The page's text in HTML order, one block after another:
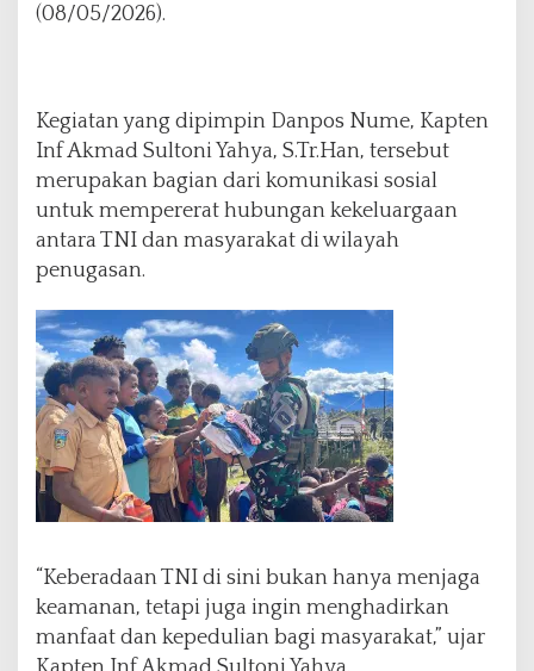
a
r
a
n
(08/05/2026).
Kegiatan yang dipimpin Danpos Nume, Kapten
Inf Akmad Sultoni Yahya, S.Tr.Han, tersebut
merupakan bagian dari komunikasi sosial
untuk mempererat hubungan kekeluargaan
antara TNI dan masyarakat di wilayah
penugasan.
“Keberadaan TNI di sini bukan hanya menjaga
keamanan, tetapi juga ingin menghadirkan
manfaat dan kepedulian bagi masyarakat,” ujar